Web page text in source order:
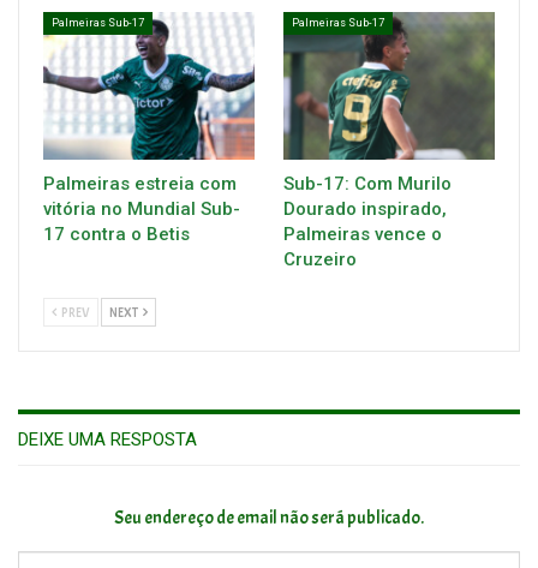
Palmeiras Sub-17
Palmeiras estreia com
vitória no Mundial Sub-
17 contra o Betis
Palmeiras Sub-17
Sub-17: Com Murilo
Dourado inspirado,
Palmeiras vence o
Cruzeiro
PREV NEXT
DEIXE UMA RESPOSTA
Seu endereço de email não será publicado.